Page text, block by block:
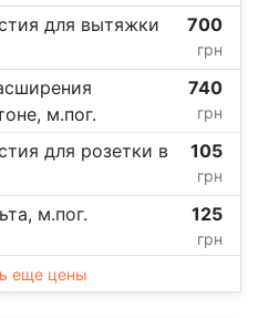
для вытяжки
700
грн
м.пог.
740
грн
для розетки в
105
грн
м.пог. 125
грн
еще цены